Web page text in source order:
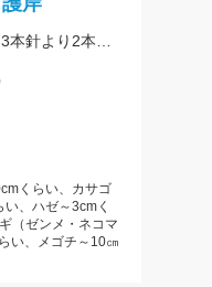
くらい、カサゴ
い、ハゼ～3cmく
（ゼンメ・ネコマ
い、メゴチ～10㎝